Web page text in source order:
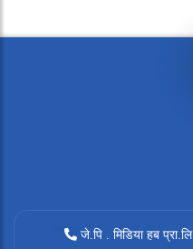
जे.पि . मिडिया हब प्रा.लि